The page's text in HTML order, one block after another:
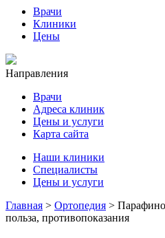
Врачи
Клиники
Цены
Направления
Врачи
Адреса клиник
Цены и услуги
Карта сайта
Наши клиники
Специалисты
Цены и услуги
Главная > Ортопедия >
польза, противопоказания